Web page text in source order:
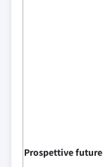
Prospettive future